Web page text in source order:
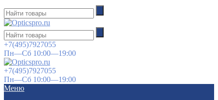
+7(495)7927055
Пн—Сб 10:00—19:00
+7(495)7927055
Пн—Сб 10:00—19:00
Меню